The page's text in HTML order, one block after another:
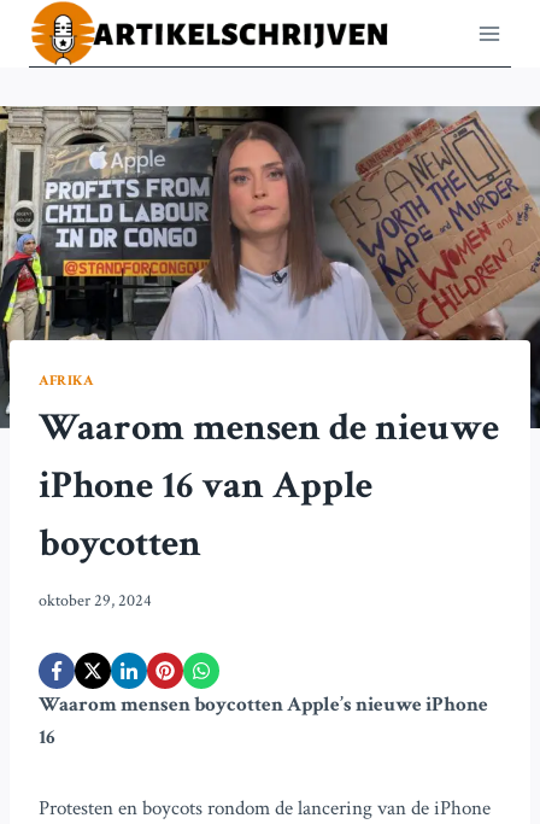
Doorgaan
naar
AFRIKA
Waarom mensen de nieuwe
iPhone 16 van Apple
boycotten
oktober 29, 2024
Waarom mensen boycotten Apple’s nieuwe iPhone
16
Protesten en boycots rondom de lancering van de iPhone